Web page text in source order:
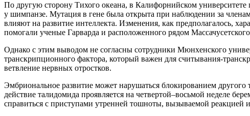
По другую сторону Тихого океана, в Калифорнийском
у шимпанзе. Мутация в гене была открыта при наблюдении за
влияют на развитие интеллекта. Изменения, как предполагалось,
помогали ученые Гарварда и расположенного рядом
Однако с этим выводом не согласны сотрудники Мюнхенского
транскрипционного фактора, который важен для считывания-
ветвление нервных отростков.
Эмбриональное развитие может нарушаться блокированием
действие талидомида проявляется на четвертой–восьмой неделе
справиться с приступами утренней тошноты, вызываемой реакцией